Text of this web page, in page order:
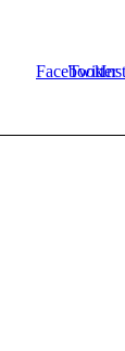
Facebook
Twitter